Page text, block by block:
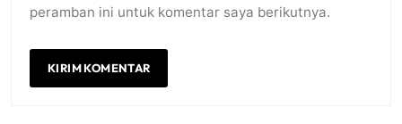
peramban ini untuk komentar saya berikutnya.